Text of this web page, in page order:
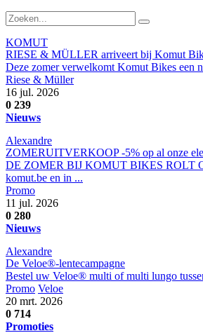
KOMUT
RIESE & MÜLLER arriveert bij Komut
Deze zomer verwelkomt Komut Bikes een
Riese & Müller
16 jul. 2026
0 239
Nieuws
Alexandre
ZOMERUITVERKOOP -5% op al onze
DE ZOMER BIJ KOMUT BIKES ROLT
komut.be en in ...
Promo
11 jul. 2026
0 280
Nieuws
Alexandre
De Veloe®-lentecampagne
Bestel uw Veloe® multi of multi lungo
Promo Veloe
20 mrt. 2026
0 714
Promoties